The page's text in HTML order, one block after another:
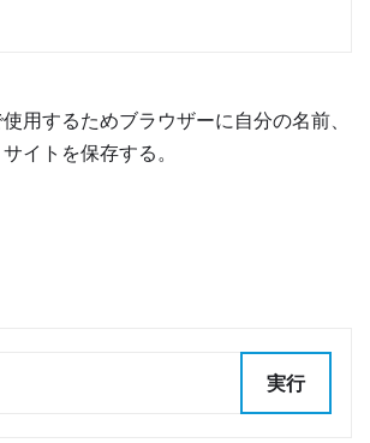
用するためブラウザーに自分の名前、
イトを保存する。
実行